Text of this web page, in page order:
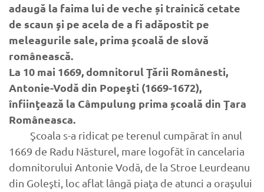
adaugă la faima lui de veche și trainică cetate
de scaun şi pe acela de a fi adăpostit pe
meleagurile sale, prima şcoală de slovă
românească.
La 10 mai 1669, domnitorul Ţării Românesti,
Antonie-Vodă din Popeşti (1669-1672),
înfiinţează la Câmpulung prima școală din Ţara
Româneasca.
Şcoala s-a ridicat pe terenul cumpărat în anul
1669 de Radu Năsturel, mare logofăt în cancelaria
domnitorului Antonie Vodă, de la Stroe Leurdeanu
din Goleşti, loc aflat lângă piaţa de atunci a oraşului